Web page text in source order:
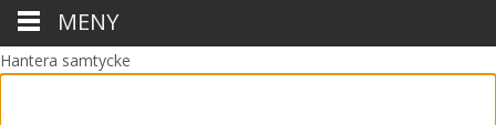
Hantera samtycke
MENY